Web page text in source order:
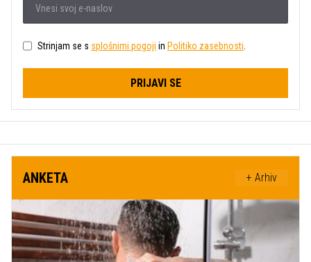
Strinjam se s splošnimi pogoji in Politiko zasebnosti
PRIJAVI SE
ANKETA + Arhiv